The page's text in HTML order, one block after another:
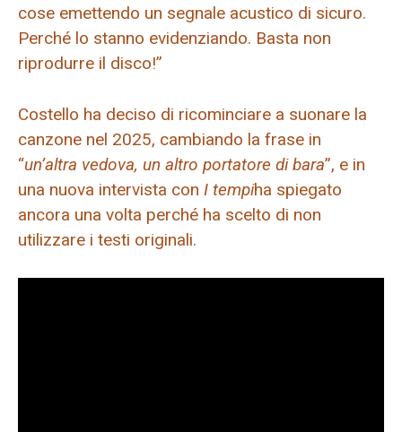
cose emettendo un segnale acustico di sicuro.
Perché lo stanno evidenziando. Basta non
riprodurre il disco!”
Costello ha deciso di ricominciare a suonare la
canzone nel 2025, cambiando la frase in
“un’altra vedova, un altro portatore di bara”, e in
una nuova intervista con I tempiha spiegato
ancora una volta perché ha scelto di non
utilizzare i testi originali.